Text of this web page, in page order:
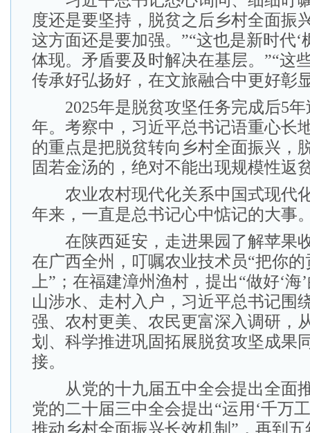
度还是要坚持，脱贫之后乡村全面振
这方面还是要加强。”“这也是新时代‘
体现。矛盾要及时解决在基层。”“这
传承好弘扬好，在文旅融合中更好彰
2025年是脱贫攻坚任务完成后5年
年。考察中，习近平总书记语重心长
的重点是把脱贫转向乡村全面振兴，
固若金汤的，绝对不能出现规模性返
农业农村现代化关系中国式现代
年来，一直是总书记心中惦记的大事
在陕西延安，走进果园了解苹果
在广西全州，叮嘱农业技术员“把你
上”；在福建漳州渔村，提出“做好‘
山涉水、走村入户，习近平总书记围
强、农村更美、农民更富深入调研，
划、科学推进巩固拓展脱贫攻坚成果
接。
从党的十九届五中全会提出全面
党的二十届三中全会提出“运用‘千万
推动乡村全面振兴长效机制”，再到